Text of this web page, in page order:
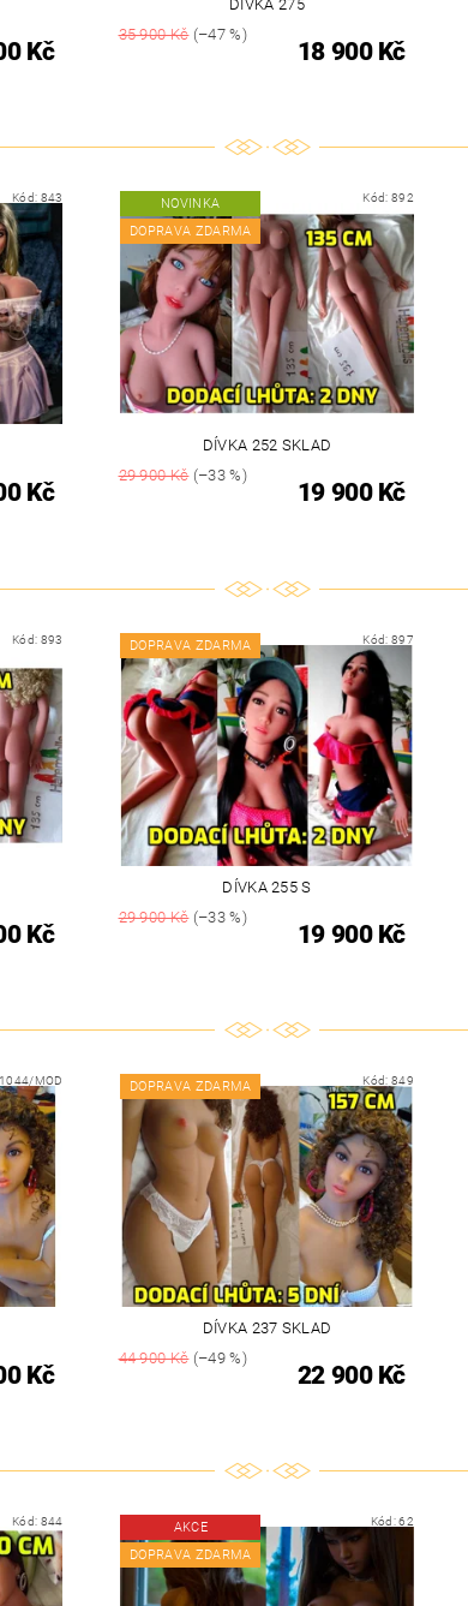
Kč
DÍVKA 275
35 900 Kč(–47 %)
18 900 Kč
Kód: 843
Kč
NOVINKA
DOPRAVA ZDARMA
Kód:892
DÍVKA 252 SKLAD
29 900 Kč(–33 %)
19 900 Kč
Kód: 893
Kč
DOPRAVA ZDARMA Kód:897
DÍVKA 255 S
29 900 Kč(–33 %)
19 900 Kč
1044/MOD
Kč
DOPRAVA ZDARMA Kód:849
DÍVKA 237 SKLAD
44 900 Kč(–49 %)
22 900 Kč
Kód: 844
AKCE
DOPRAVA ZDARMA
Kód:62